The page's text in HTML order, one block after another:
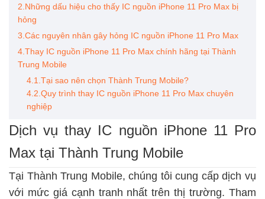
2.Những dấu hiệu cho thấy IC nguồn iPhone 11 Pro Max bị
hỏng
3.Các nguyên nhân gây hỏng IC nguồn iPhone 11 Pro Max
4.Thay IC nguồn iPhone 11 Pro Max chính hãng tại Thành
Trung Mobile
4.1.Tại sao nên chọn Thành Trung Mobile?
4.2.Quy trình thay IC nguồn iPhone 11 Pro Max chuyên
nghiệp
Dịch vụ thay IC nguồn iPhone 11 Pro
Max tại Thành Trung Mobile
Tại Thành Trung Mobile, chúng tôi cung cấp dịch vụ
với mức giá cạnh tranh nhất trên thị trường. Tham